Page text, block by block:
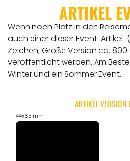
ARTIKEL
Wenn noch Platz in den
auch einer dieser Event-Artikel
Zeichen, Große Version ca. 800
veröffentlicht werden. Am
Winter und ein Sommer Event.
ARTIKEL VERSION
44x65 mm